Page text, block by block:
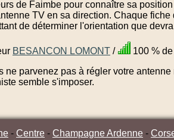
de Faimbe pour connaître sa
TV en sa direction. Chaque
de déterminer l'orientation que
BESANCON LOMONT /
100 %
ne parvenez pas à régler votre
semble s'imposer.
- Centre - Champagne Ardenne -